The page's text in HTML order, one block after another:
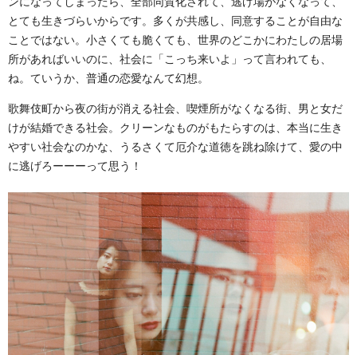
とても生きづらいからです。多くが共感し、同意することが自由な
ことではない。小さくても脆くても、世界のどこかにわたしの居場
所があればいいのに、社会に「こっち来いよ」って言われても、
ね。ていうか、普通の恋愛なんて幻想。
歌舞伎町から夜の街が消える社会、喫煙所がなくなる街、男と女だ
けが結婚できる社会。クリーンなものがもたらすのは、本当に生き
やすい社会なのかな、うるさくて厄介な道徳を跳ね除けて、愛の中
に逃げろーーーって思う！